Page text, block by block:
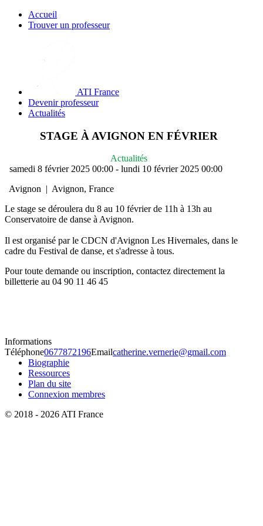
Accueil
Trouver un professeur
ATI France
Devenir professeur
Actualités
STAGE À AVIGNON EN FÉVRIER
Actualités
samedi 8 février 2025 00:00 - lundi 10 février 2025 00:00
Avignon | Avignon, France
Le stage se déroulera du 8 au 10 février de 11h à 13h au
Conservatoire de danse à Avignon.
Il est organisé par le CDCN d'Avignon Les Hivernales, dans le
cadre du Festival de danse, et s'adresse à tous.
Pour toute demande ou inscription, contactez directement la
billetterie au 04 90 11 46 45
Informations
Téléphone0677872196Emailcatherine.vernerie@gmail.com
Biographie
Ressources
Plan du site
Connexion membres
© 2018 - 2026 ATI France